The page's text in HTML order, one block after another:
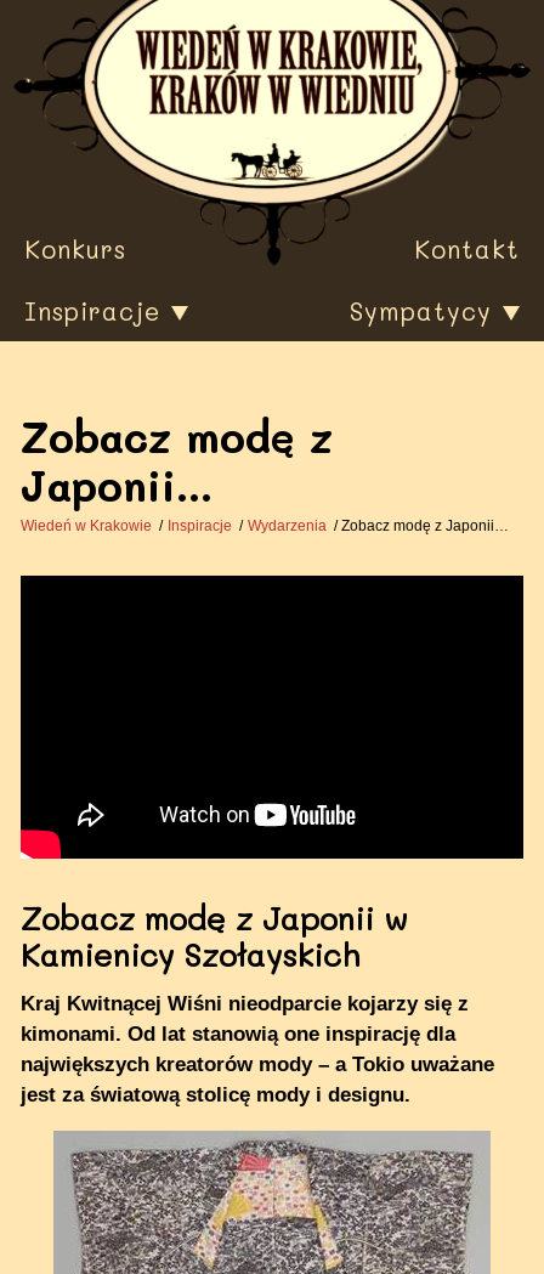
treści
Konkurs
Inspiracje
Sympatycy
Kontakt
Zobacz modę z
Japonii…
Wiedeń w Krakowie Inspiracje Wydarzenia Zobacz modę z Japonii…
Zobacz modę z Japonii w
Kamienicy Szołayskich
Kraj Kwitnącej Wiśni nieodparcie kojarzy się z
kimonami. Od lat stanowią one inspirację dla
największych kreatorów mody – a Tokio uważane
jest za światową stolicę mody i designu.